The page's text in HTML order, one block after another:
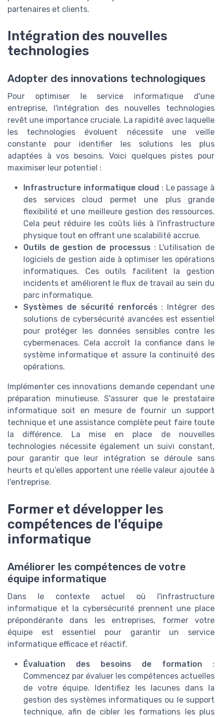
partenaires et clients.
Intégration des nouvelles
technologies
Adopter des innovations technologiques
Pour optimiser le service informatique d'une
entreprise, l'intégration des nouvelles technologies
revêt une importance cruciale. La rapidité avec laquelle
les technologies évoluent nécessite une veille
constante pour identifier les solutions les plus
adaptées à vos besoins. Voici quelques pistes pour
maximiser leur potentiel :
Infrastructure informatique cloud : Le passage à
des services cloud permet une plus grande
flexibilité et une meilleure gestion des ressources.
Cela peut réduire les coûts liés à l'infrastructure
physique tout en offrant une scalabilité accrue.
Outils de gestion de processus : L'utilisation de
logiciels de gestion aide à optimiser les opérations
informatiques. Ces outils facilitent la gestion
incidents et améliorent le flux de travail au sein du
parc informatique.
Systèmes de sécurité renforcés : Intégrer des
solutions de cybersécurité avancées est essentiel
pour protéger les données sensibles contre les
cybermenaces. Cela accroît la confiance dans le
système informatique et assure la continuité des
opérations.
Implémenter ces innovations demande cependant une
préparation minutieuse. S'assurer que le prestataire
informatique soit en mesure de fournir un support
technique et une assistance complète peut faire toute
la différence. La mise en place de nouvelles
technologies nécessite également un suivi constant,
pour garantir que leur intégration se déroule sans
heurts et qu’elles apportent une réelle valeur ajoutée à
l'entreprise.
Former et développer les
compétences de l'équipe
informatique
Améliorer les compétences de votre
équipe informatique
Dans le contexte actuel où l'infrastructure
informatique et la cybersécurité prennent une place
prépondérante dans les entreprises, former votre
équipe est essentiel pour garantir un service
informatique efficace et réactif.
Évaluation des besoins de formation :
Commencez par évaluer les compétences actuelles
de votre équipe. Identifiez les lacunes dans la
gestion des systèmes informatiques ou le support
technique, afin de cibler les formations les plus